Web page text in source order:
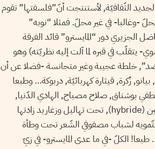
الثّقافيّة, لأستنتجت أنّ”فلسفتها” تقوم
-وغالبا- في غير محلّ. فمثلا “نوبه”
الجزيري دور “المايسترو” قائد الفرقة
يتقلّب في قبره لما آلت إليه نظريّته) وهو
خلطة عجيبة وغير متجانسة -فضلا عن أن
زُكرة, قيثارة كهربائيّة, دربوكة… وطبعا
بوشناق, صلاح مصباح, الهادي الدّنيا,
وفاطمة بن عيّاد (صوتا وجسدا)… إنّها عمليّة توليد قصريّة لجنين هجين (hybride), تحت تهاليل وزغاريد زادتها
لشباب مصفوفي الشّعر تحت وطأة
الكلّ -في ما عدى المايسترو- في زيّ